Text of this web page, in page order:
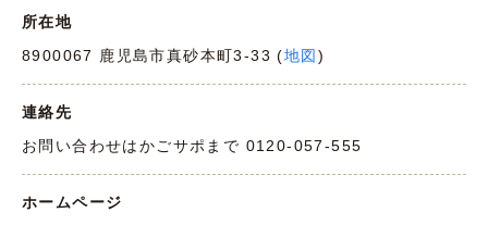
所在地
8900067 鹿児島市真砂本町3-33 (地図 )
連絡先
お問い合わせはかごサポまで 0120-057-555
ホームページ